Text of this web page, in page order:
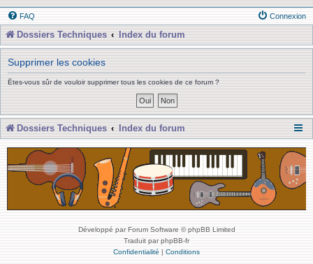
FAQ Connexion
Dossiers Techniques Index du forum
Supprimer les cookies
Êtes-vous sûr de vouloir supprimer tous les cookies de ce forum ?
Dossiers Techniques Index du forum
Développé par Forum Software © phpBB Limited
Traduit par phpBB-fr
Confidentialité | Conditions